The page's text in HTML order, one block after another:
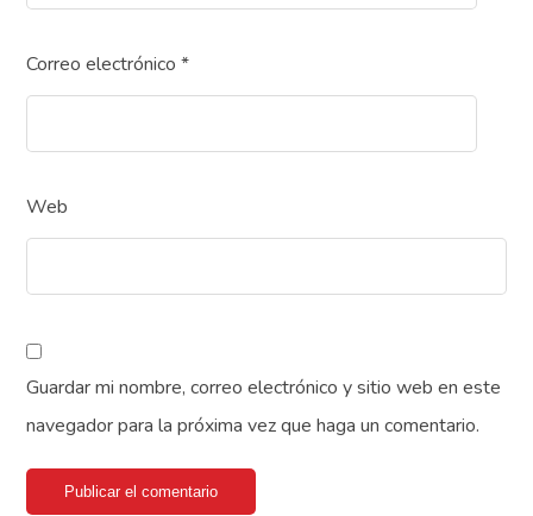
Correo electrónico*
Web
Guardar mi nombre, correo electrónico y sitio web en este
navegador para la próxima vez que haga un comentario.
Publicar el comentario